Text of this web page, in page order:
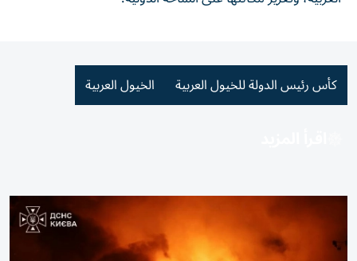
كأس رئيس الدولة للخيول العربية الخيول العربية